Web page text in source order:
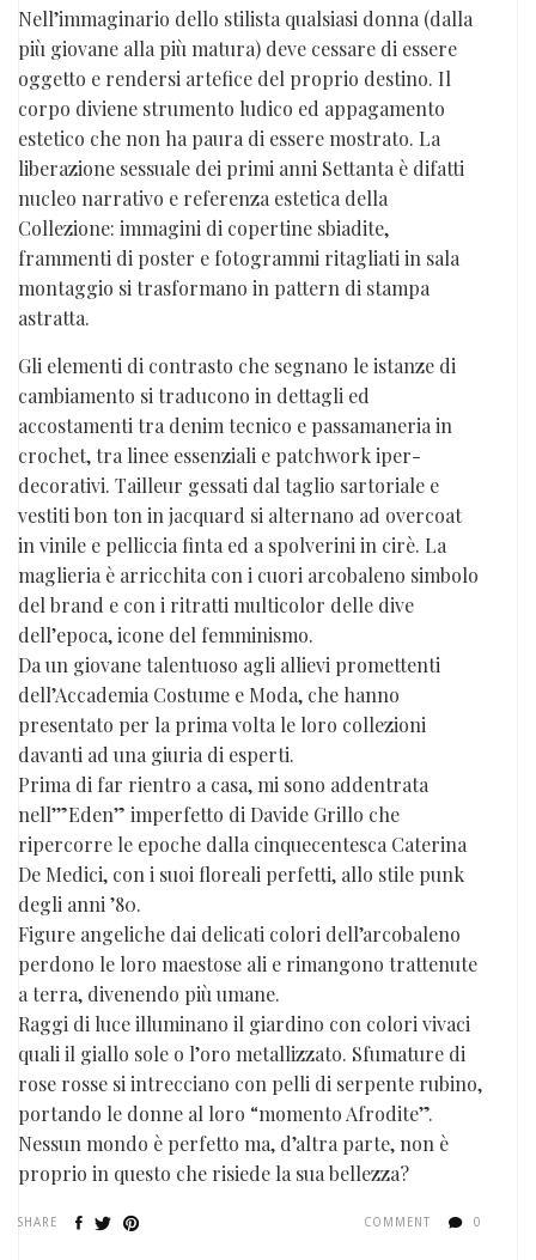
Nell’immaginario dello stilista qualsiasi donna (dalla
più giovane alla più matura) deve cessare di essere
oggetto e rendersi artefice del proprio destino. Il
corpo diviene strumento ludico ed appagamento
estetico che non ha paura di essere mostrato. La
liberazione sessuale dei primi anni Settanta è difatti
nucleo narrativo e referenza estetica della
Collezione: immagini di copertine sbiadite,
frammenti di poster e fotogrammi ritagliati in sala
montaggio si trasformano in pattern di stampa
astratta.
Gli elementi di contrasto che segnano le istanze di
cambiamento si traducono in dettagli ed
accostamenti tra denim tecnico e passamaneria in
crochet, tra linee essenziali e patchwork iper-
decorativi. Tailleur gessati dal taglio sartoriale e
vestiti bon ton in jacquard si alternano ad overcoat
in vinile e pelliccia finta ed a spolverini in cirè. La
maglieria è arricchita con i cuori arcobaleno simbolo
del brand e con i ritratti multicolor delle dive
dell’epoca, icone del femminismo.
Da un giovane talentuoso agli allievi promettenti
dell’Accademia Costume e Moda, che hanno
presentato per la prima volta le loro collezioni
davanti ad una giuria di esperti.
Prima di far rientro a casa, mi sono addentrata
nell’”Eden” imperfetto di Davide Grillo che
ripercorre le epoche dalla cinquecentesca Caterina
De Medici, con i suoi floreali perfetti, allo stile punk
degli anni ’80.
Figure angeliche dai delicati colori dell’arcobaleno
perdono le loro maestose ali e rimangono trattenute
a terra, divenendo più umane.
Raggi di luce illuminano il giardino con colori vivaci
quali il giallo sole o l’oro metallizzato. Sfumature di
rose rosse si intrecciano con pelli di serpente rubino,
portando le donne al loro “momento Afrodite”.
Nessun mondo è perfetto ma, d’altra parte, non è
proprio in questo che risiede la sua bellezza?
SHARE COMMENT 0